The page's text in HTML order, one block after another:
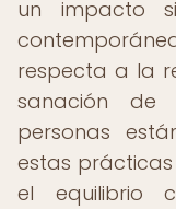
un impacto
respecta a la
sanación
personas
estas
el equilibrio